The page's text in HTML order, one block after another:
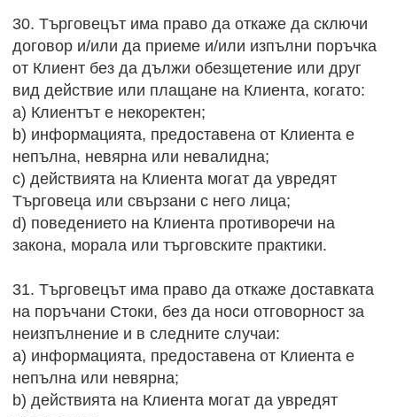
30. Търговецът има право да откаже да сключи
договор и/или да приеме и/или изпълни поръчка
от Клиент без да дължи обезщетение или друг
вид действие или плащане на Клиента, когато:
a) Клиентът е некоректен;
b) информацията, предоставена от Клиента е
непълна, невярна или невалидна;
c) действията на Клиента могат да увредят
Търговеца или свързани с него лица;
d) поведението на Клиента противоречи на
закона, морала или търговските практики.
31. Търговецът има право да откаже доставката
на поръчани Стоки, без да носи отговорност за
неизпълнение и в следните случаи:
a) информацията, предоставена от Клиента е
непълна или невярна;
b) действията на Клиента могат да увредят